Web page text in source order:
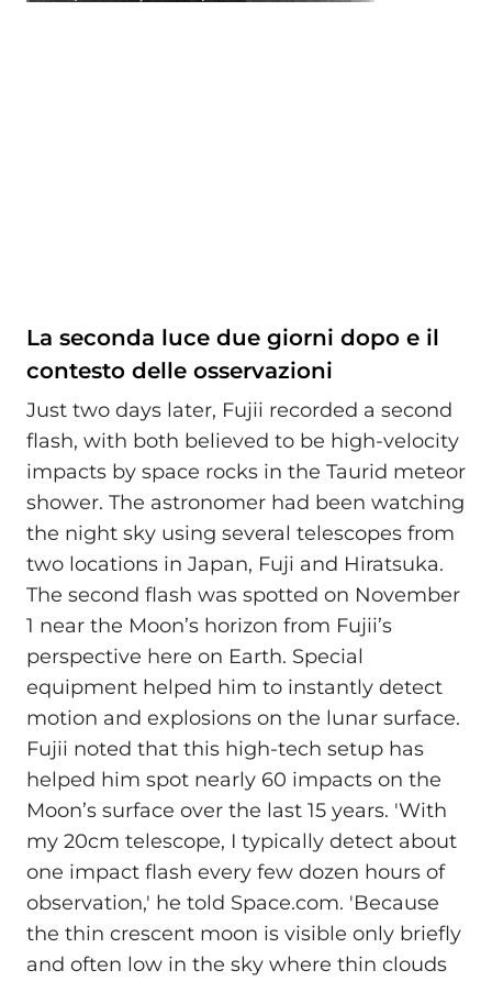
La seconda luce due giorni dopo e il
contesto delle osservazioni
Just two days later, Fujii recorded a second
flash, with both believed to be high-velocity
impacts by space rocks in the Taurid meteor
shower. The astronomer had been watching
the night sky using several telescopes from
two locations in Japan, Fuji and Hiratsuka.
The second flash was spotted on November
1 near the Moon’s horizon from Fujii’s
perspective here on Earth. Special
equipment helped him to instantly detect
motion and explosions on the lunar surface.
Fujii noted that this high-tech setup has
helped him spot nearly 60 impacts on the
Moon’s surface over the last 15 years. 'With
my 20cm telescope, I typically detect about
one impact flash every few dozen hours of
observation,' he told Space.com. 'Because
the thin crescent moon is visible only briefly
and often low in the sky where thin clouds